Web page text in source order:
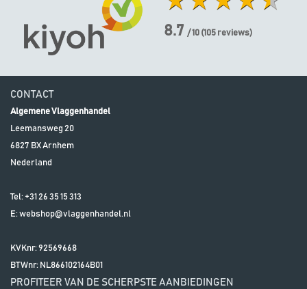
8.7 / 10 (105 reviews)
CONTACT
Algemene Vlaggenhandel
Leemansweg 20
6827 BXArnhem
Nederland
Tel: +31 26 35 15 313
E:webshop@vlaggenhandel.nl
KVKnr: 92569668
BTWnr: NL866102164B01
PROFITEER VAN DE SCHERPSTE AANBIEDINGEN